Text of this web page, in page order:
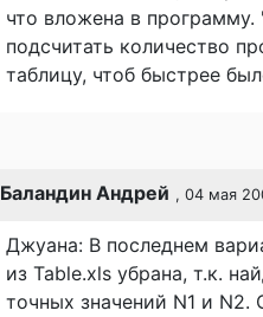
что вложена в
подсчитать количество
таблицу, чтоб быстрее
Баландин Андрей , 04 мая
Джуана: В последнем
из Table.xls убрана, т.к.
точных значений N1 и N2.